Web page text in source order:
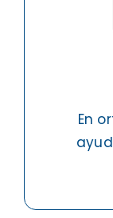
En